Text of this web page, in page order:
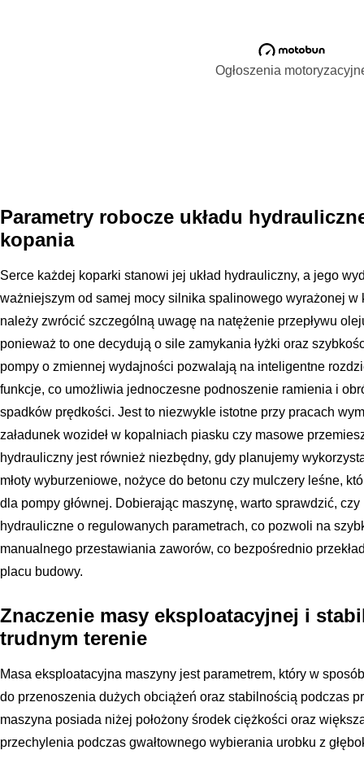
Ogłoszenia
Parametry robocze układu
kopania
Serce każdej koparki stanowi jej układ hydrauliczny, a jego
ważniejszym od samej mocy silnika spalinowego wyrażonej w
należy zwrócić szczególną uwagę na natężenie przepływu
ponieważ to one decydują o sile zamykania łyżki oraz
pompy o zmiennej wydajności pozwalają na inteligentne
funkcje, co umożliwia jednoczesne podnoszenie ramienia i
spadków prędkości. Jest to niezwykle istotne przy pracach
załadunek wozideł w kopalniach piasku czy masowe
hydrauliczny jest również niezbędny, gdy planujemy
młoty wyburzeniowe, nożyce do betonu czy mulczery leśne,
dla pompy głównej. Dobierając maszynę, warto sprawdzić,
hydrauliczne o regulowanych parametrach, co pozwoli na
manualnego przestawiania zaworów, co bezpośrednio
placu budowy.
Znaczenie masy eksploatacyjnej i
trudnym terenie
Masa eksploatacyjna maszyny jest parametrem, który w
do przenoszenia dużych obciążeń oraz stabilnością podczas
maszyna posiada niżej położony środek ciężkości oraz
przechylenia podczas gwałtownego wybierania urobku z